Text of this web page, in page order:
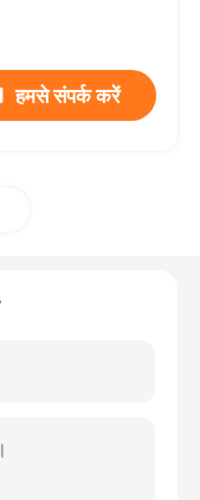
हमसे संपर्क करें